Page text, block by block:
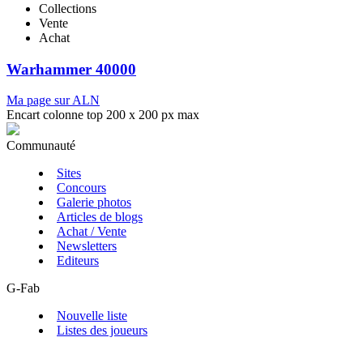
Collections
Vente
Achat
Warhammer 40000
Ma page sur ALN
Encart colonne top 200 x 200 px max
Communauté
Sites
Concours
Galerie photos
Articles de blogs
Achat / Vente
Newsletters
Editeurs
G-Fab
Nouvelle liste
Listes des joueurs